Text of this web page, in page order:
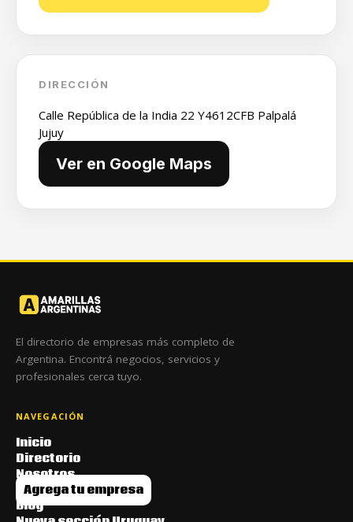
DIRECCIÓN
Calle República de la India 22 Y4612CFB Palpalá
Jujuy
Ver en Google Maps
El directorio de empresas más completo de
Argentina. Encontrá negocios, servicios y
profesionales cerca tuyo.
NAVEGACIÓN
Inicio
Directorio
Nosotros
Agrega tu empresa
Blog